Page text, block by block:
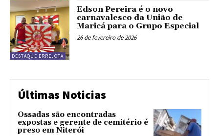
DESTAQUE ERREJOTA
Edson Pereira é o novo
carnavalesco da União de
Maricá para o Grupo Especial
26 de fevereiro de 2026
Últimas Noticias
Ossadas são encontradas
expostas e gerente de cemitério é
preso em Niterói